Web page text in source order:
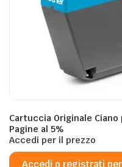
Cartuccia Originale Ciano
Pagine al 5%
Accedi per il prezzo
Accedi o registrati